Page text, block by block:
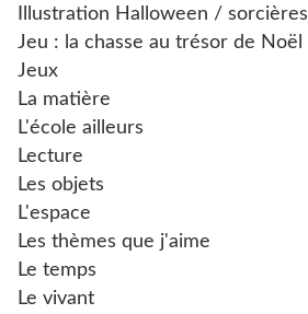
Illustration Halloween / sorcières
Jeu : la chasse au trésor de Noël
Jeux
La matière
L'école ailleurs
Lecture
Les objets
L'espace
Les thèmes que j'aime
Le temps
Le vivant